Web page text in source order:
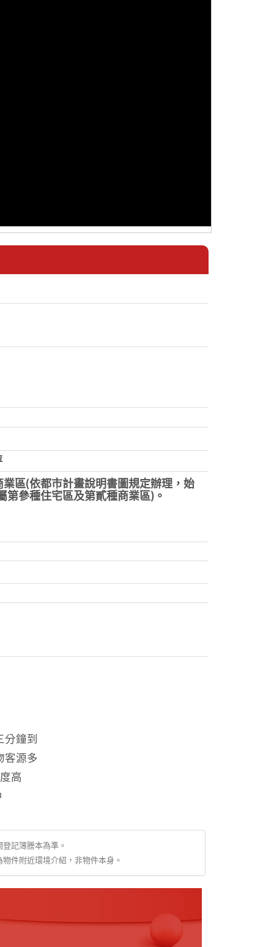
業區(依都市計畫說明書圖規定辦理，始
第參種住宅區及第貳種商業區)。
鐘到
客源多
高
記簿謄本為準。
件附近環境介紹，非物件本身。